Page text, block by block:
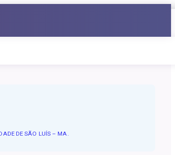
DE SÃO LUÍS – MA.